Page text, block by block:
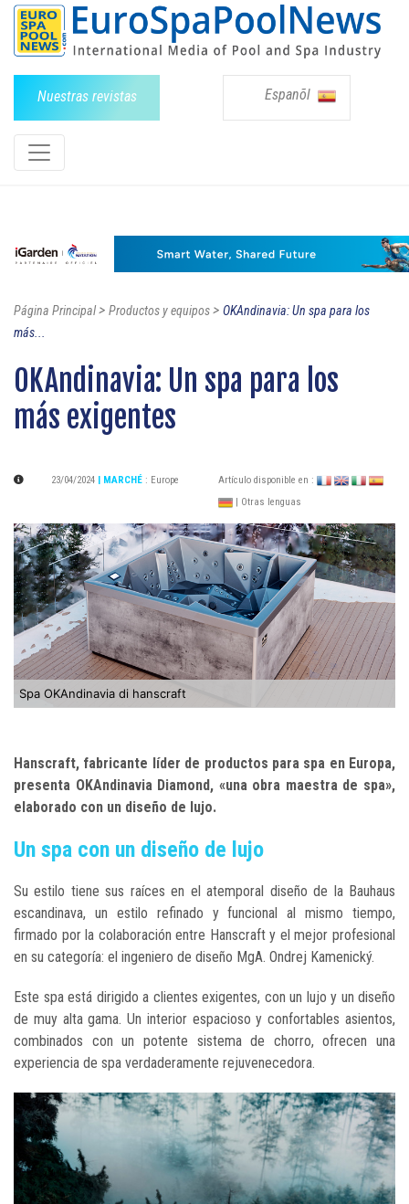
Nuestras revistas Espanõl
Página Principal> Productos y equipos> OKAndinavia: Un spa para los
más...
OKAndinavia: Un spa para los
más exigentes
23/04/2024 | MARCHÉ : Europe
Artículo disponible en :
| Otras lenguas
Spa OKAndinavia di hanscraft
Hanscraft, fabricante líder de productos para spa en Europa,
presenta OKAndinavia Diamond, «una obra maestra de spa»,
elaborado con un diseño de lujo.
Un spa con un diseño de lujo
Su estilo tiene sus raíces en el atemporal diseño de la Bauhaus
escandinava, un estilo refinado y funcional al mismo tiempo,
firmado por la colaboración entre Hanscraft y el mejor profesional
en su categoría: el ingeniero de diseño MgA. Ondrej Kamenický.
Este spa está dirigido a clientes exigentes, con un lujo y un diseño
de muy alta gama. Un interior espacioso y confortables asientos,
combinados con un potente sistema de chorro, ofrecen una
experiencia de spa verdaderamente rejuvenecedora.